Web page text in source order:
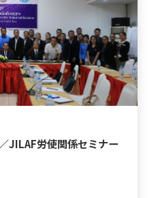
労使関係セミナー